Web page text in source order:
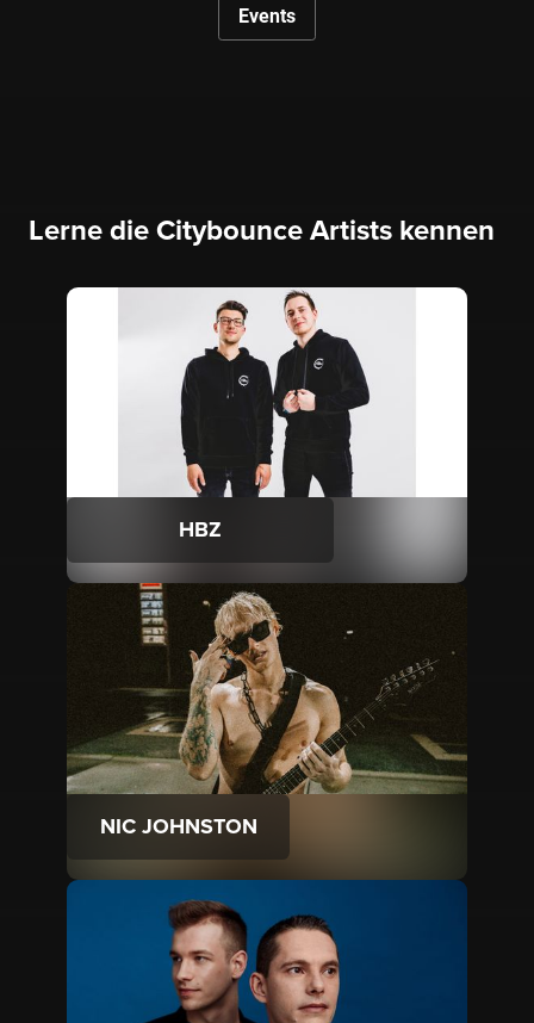
Events
Lerne die Citybounce Artists kennen
HBZ
NIC JOHNSTON